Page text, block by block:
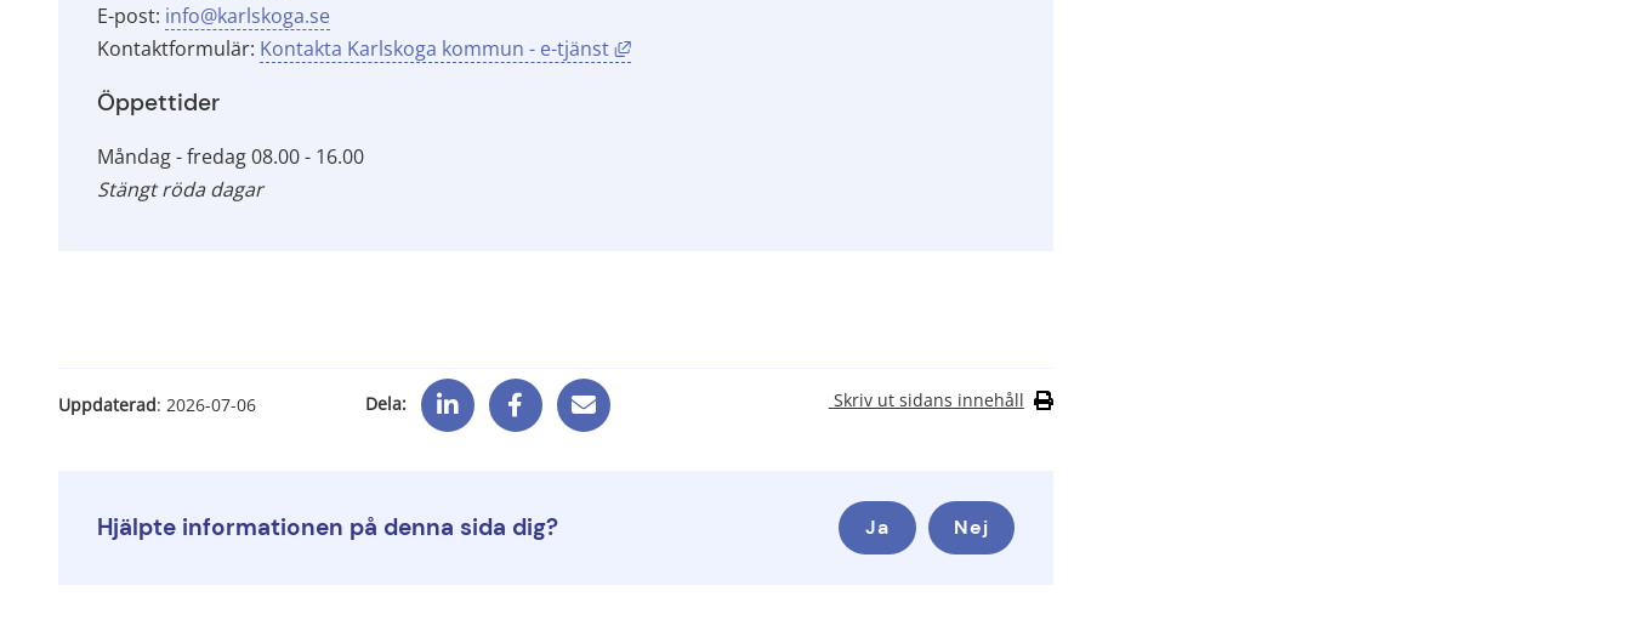
E-post: info@karlskoga.se
Kontaktformulär: Kontakta Karlskoga kommun - e-tjänst Länk till annan webbplats, öppnas i nytt fönster.
Öppettider
Måndag - fredag 08.00 - 16.00
Stängt röda dagar
Uppdaterad: 2026-07-06 Dela: Skriv ut sidans innehåll
Hjälpte informationen på denna sida dig? Nej
Ja